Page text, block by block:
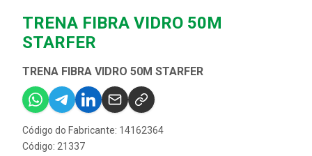
TRENA FIBRA VIDRO 50M
STARFER
TRENA FIBRA VIDRO 50M STARFER
Código do Fabricante: 14162364
Código: 21337